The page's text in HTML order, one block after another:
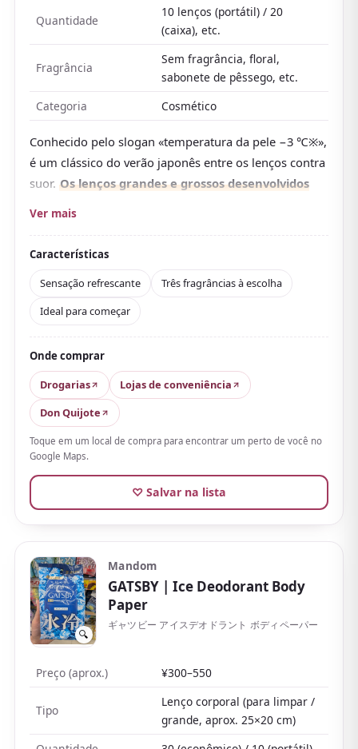
Quantidade
10 lenços (portátil) / 20
(caixa), etc.
Fragrância
Sem fragrância, floral,
sabonete de pêssego, etc.
Categoria
Cosmético
Conhecido pelo slogan «temperatura da pele −3 ℃※»,
é um clássico do verão japonês entre os lenços contra
suor. Os lenços grandes e grossos desenvolvidos
mentol mantém essa sensação de frescor
Removem o suor e a oleosidade que causam odor,
usam algodão natural e contêm ácido hialurônico.
Resistentes a rasgos e grandes, um só basta para o
corpo todo, e muita gente os usa no lazer, no esporte
ou depois do trajeto.
As avaliações elogiam o fato de não secarem e
deixarem a pele macia, embora
frescor seja bem intensa e possa parecer fria
demais para quem não tolera mentol ou em
ambientes com ar-condicionado
sem fragrância, dá para escolher aromas como floral
ou sabonete de pêssego.
conveniência, são um bom primeiro produto para
experimentar.
Ver mais
Características
Sensação refrescante
Três fragrâncias à escolha
Ideal para começar
Onde comprar
Drogarias
Lojas de conveniência
Don Quijote
Toque em um local de compra para encontrar um perto de você no
Google Maps.
♡ Salvar na lista
🔍
Mandom
GATSBY | Ice Deodorant Body
Paper
ギャツビー アイスデオドラント ボディペーパー
Preço (aprox.) ¥300–550
Tipo
Lenço corporal (para limpar /
grande, aprox. 25×20 cm)